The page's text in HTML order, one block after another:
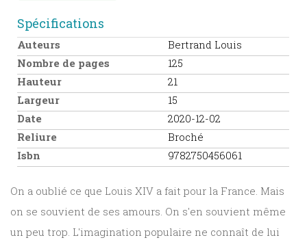
Spécifications
Auteurs
Bertrand Louis
Nombre de pages
125
Hauteur
21
Largeur
15
Date
2020-12-02
Reliure
Broché
Isbn
9782750456061
On a oublié ce que Louis XIV a fait pour la France. Mais
on se souvient de ses amours. On s'en souvient même
un peu trop. L'imagination populaire ne connaît de lui